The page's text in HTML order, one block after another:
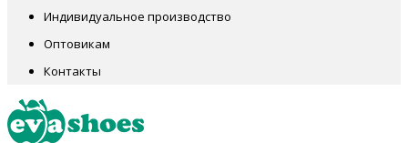
Индивидуальное производство
Оптовикам
Контакты